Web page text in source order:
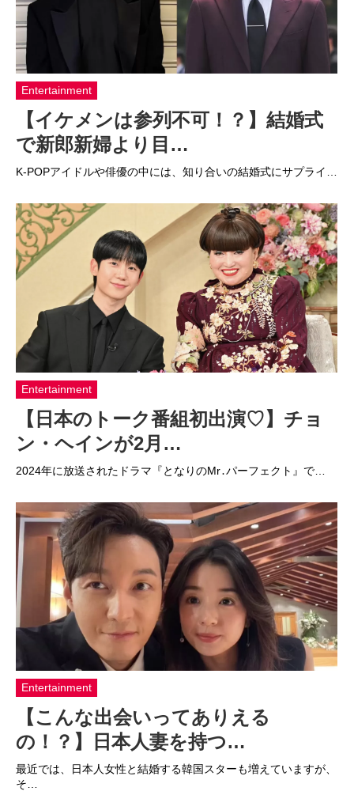
Entertainment
【イケメンは参列不可！？】結婚式
で新郎新婦より目…
K-POPアイドルや俳優の中には、知り合いの結婚式にサプライ…
Entertainment
【日本のトーク番組初出演♡】チョ
ン・ヘインが2月…
2024年に放送されたドラマ『となりのMr․パーフェクト』で…
Entertainment
【こんな出会いってありえる
の！？】日本人妻を持つ…
最近では、日本人女性と結婚する韓国スターも増えていますが、
そ…